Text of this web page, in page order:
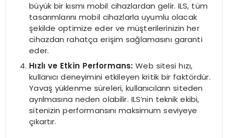
büyük bir kısmı mobil cihazlardan gelir. ILS, tüm
tasarımlarını mobil cihazlarla uyumlu olacak
şekilde optimize eder ve müşterilerinizin her
cihazdan rahatça erişim sağlamasını garanti
eder.
Hızlı ve Etkin Performans: Web sitesi hızı,
kullanıcı deneyimini etkileyen kritik bir faktördür.
Yavaş yüklenme süreleri, kullanıcıların siteden
ayrılmasına neden olabilir. ILS’nin teknik ekibi,
sitenizin performansını maksimum seviyeye
çıkartır.